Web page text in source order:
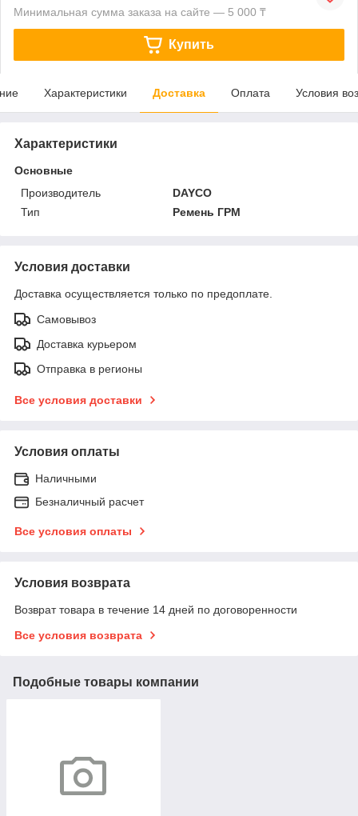
Минимальная сумма заказа на сайте — 5 000 ₸
Купить
Характеристики Доставка Оплата Условия
Характеристики
Основные
Производитель
DAYCO
Тип
Ремень ГРМ
Условия доставки
Доставка осуществляется только по предоплате.
Самовывоз
Доставка курьером
Отправка в регионы
Все условия доставки
Условия оплаты
Наличными
Безналичный расчет
Все условия оплаты
Условия возврата
Возврат товара в течение 14 дней по договоренности
Все условия возврата
Подобные товары компании